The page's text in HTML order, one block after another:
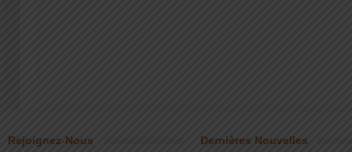
Rejoignez-Nous Dernières Nouvelles